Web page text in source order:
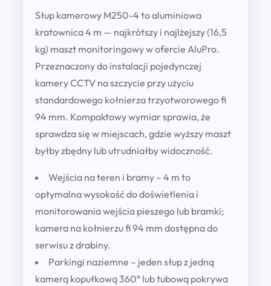
Słup kamerowy M250-4 to aluminiowa
kratownica 4 m — najkrótszy i najlżejszy (16,5
kg) maszt monitoringowy w ofercie AluPro.
Przeznaczony do instalacji pojedynczej
kamery CCTV na szczycie przy użyciu
standardowego kołnierza trzyotworowego fi
94 mm. Kompaktowy wymiar sprawia, że
sprawdza się w miejscach, gdzie wyższy maszt
byłby zbędny lub utrudniałby widoczność.
Wejścia na teren i bramy – 4 m to
optymalna wysokość do doświetlenia i
monitorowania wejścia pieszego lub bramki;
kamera na kołnierzu fi 94 mm dostępna do
serwisu z drabiny.
Parkingi naziemne – jeden słup z jedną
kamerą kopułkową 360° lub tubową pokrywa